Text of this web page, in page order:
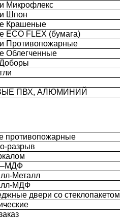
Микрофлекс
Шпон
Крашеные
ECO FLEX (бумага)
Противопожарные
Облегченные
ПВХ, АЛЮМИНИЙ
противопожарные
разрыв
Металл
МДФ
двери со стеклопакетом